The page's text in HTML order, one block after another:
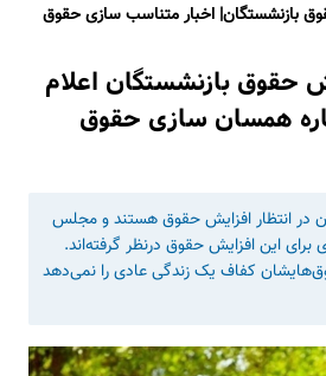
بازنشستگان| اخبار متناسب سازی حقوق
حقوق بازنشستگان اعلام
همسان سازی حقوق
در انتظار افزایش حقوق هستند و مجلس
این افزایش حقوق درنظر گرفته‌اند.
کفاف یک زندگی عادی را نمی‌دهد